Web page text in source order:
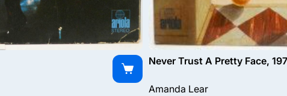
Never Trust A Pretty Face,
Amanda Lear